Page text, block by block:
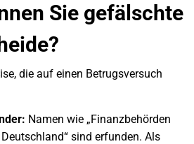
Sie gefälschte
die auf einen Betrugsversuch
Namen wie „Finanzbehörden
sind erfunden. Als